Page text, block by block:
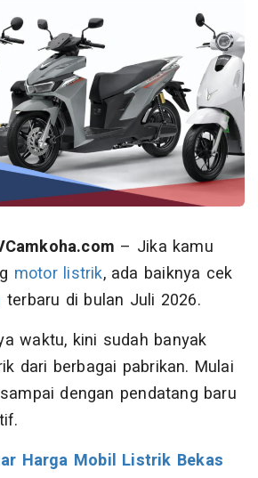
– Jika kamu
motor listrik, ada baiknya cek
terbaru di bulan Juli 2026.
waktu, kini sudah banyak
dari berbagai pabrikan. Mulai
dengan pendatang baru
Harga Mobil Listrik Bekas